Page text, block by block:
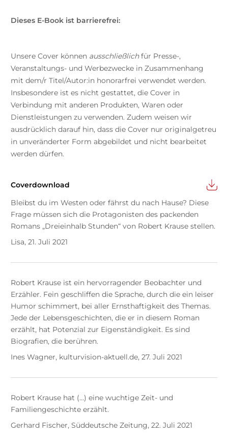
Dieses E-Book ist barrierefrei:
Unsere Cover können ausschließlichfür Presse-,
Veranstaltungs- und Werbezwecke in Zusammenhang
mit dem/r Titel/Autor:in honorarfrei verwendet werden.
Insbesondere ist es nicht gestattet, die Cover in
Verbindung mit anderen Produkten, Waren oder
Dienstleistungen zu verwenden. Zudem weisen wir
ausdrücklich darauf hin, dass die Cover nur originalgetreu
in unveränderter Form abgebildet und nicht bearbeitet
werden dürfen.
Coverdownload
Bleibst du im Westen oder fährst du nach Hause? Diese
Frage müssen sich die Protagonisten des packenden
Romans „Dreieinhalb Stunden“ von Robert Krause stellen.
Lisa, 21. Juli 2021
Robert Krause ist ein hervorragender Beobachter und
Erzähler. Fein geschliffen die Sprache, durch die ein leiser
Humor schimmert, bei aller Ernsthaftigkeit des Themas.
Jede der Lebensgeschichten, die er in diesem Roman
erzählt, hat Potenzial zur Eigenständigkeit. Es sind
Biografien, die berühren.
Ines Wagner, kulturvision-aktuell.de, 27. Juli 2021
Robert Krause hat (...) eine wuchtige Zeit- und
Familiengeschichte erzählt.
Gerhard Fischer, Süddeutsche Zeitung, 22. Juli 2021